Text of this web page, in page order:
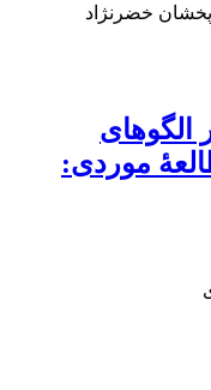
خضرنژاد
الگوهای
موردی: